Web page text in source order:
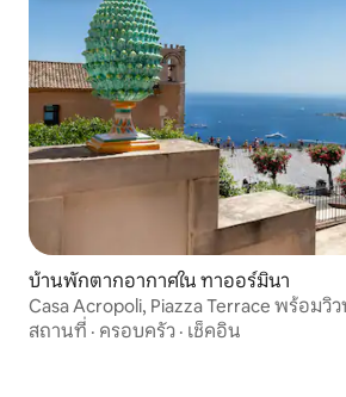
บ้านพักตากอากาศใน ทาออร์มินา
Casa Acropoli, Piazza Terrace พร้อมวิว
สถานที่ · ครอบครัว · เช็คอิน